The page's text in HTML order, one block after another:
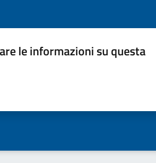
le informazioni su questa